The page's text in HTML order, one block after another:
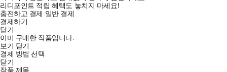
리디포인트 적립 혜택도 놓치지 마세요!
충전하고 결제 일반 결제
결제하기
닫기
이미 구매한 작품입니다.
보기 닫기
결제 방법 선택
닫기
작품 제목